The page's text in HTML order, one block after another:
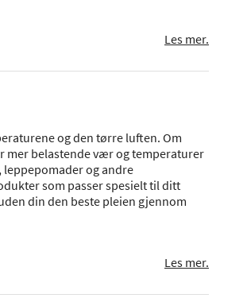
Les mer.
og den tørre luften. Om
mer belastende vær og temperaturer
og andre
som passer spesielt til ditt
din den beste pleien gjennom
Les mer.